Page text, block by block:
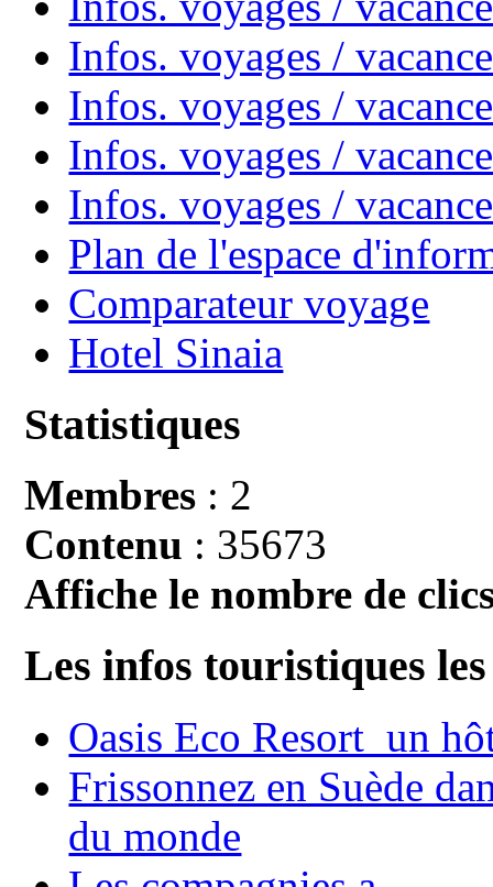
Infos. voyages /
Infos. voyages /
Infos. voyages /
Infos. voyages /
Plan de l'espace
Comparateur voyage
Hotel Sinaia
Statistiques
Membres : 2
Contenu : 35673
Affiche le nombre de
Les infos touristiques
Oasis Eco Resort un
Frissonnez en Suède
du monde